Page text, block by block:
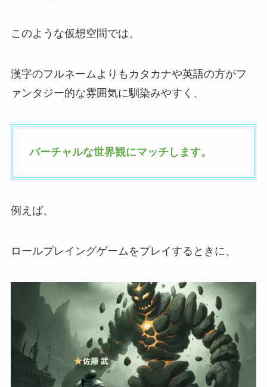
このような仮想空間では、
漢字のフルネームよりもカタカナや英語の方がフ
ァンタジー的な雰囲気に馴染みやすく、
バーチャルな世界観にマッチします。
例えば、
ロールプレイングゲームをプレイするときに、